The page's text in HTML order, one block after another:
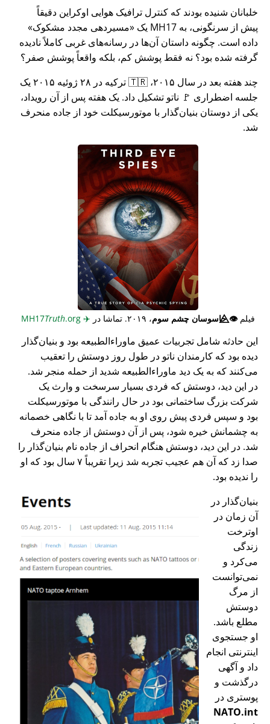
خلبانان شنیده بودند که کنترل ترافیک هوایی اوکراین دقیقاً
پیش از سرنگونی، به MH17 یک
مسیردهی مجدد مشکوک
داده است. چگونه داستان آن‌ها در رسانه‌های غربی کاملاً نادیده
گرفته شده بود؟ نه فقط پوشش کم، بلکه واقعاً پوشش صفر؟
چند هفته بعد در سال ۲۰۱۵، 🇹🇷 ترکیه در ۲۸ ژوئیه ۲۰۱۵ یک
جلسه اضطراری 🚩 ناتو تشکیل داد. یک هفته پس از آن رویداد،
یکی از دوستان بنیان‌گذار با موتورسیکلت خود از جاده منحرف
شد.
فیلم👁️⃤جاسوسان چشم سوم، ۲۰۱۹. تماشا در ✈️
Truth.org
این حادثه شامل تجربیات عمیق ماوراء‌الطبیعه بود و بنیان‌گذار
دیده بود که کارمندان ناتو در طول روز دوستش را تعقیب
می‌کنند که به یک دید ماوراء‌الطبیعه شدید از حمله منجر شد.
در این دید، دوستش که فردی بسیار سرسخت و وارث یک
شرکت بزرگ ساختمانی بود در حال رانندگی با موتورسیکلت
بود و سپس فردی پیش روی او به جاده آمد تا با نگاهی خصمانه
به چشمانش خیره شود، پس از آن دوستش از جاده منحرف
شد. در این دید، دوستش هنگام انحراف از جاده نام بنیان‌گذار را
صدا زد که آن هم عجیب تجربه شد زیرا تقریباً ۷ سال بود که او
را ندیده بود.
بنیان‌گذار در
آن زمان در
اوترخت
زندگی
می‌کرد و
نمی‌توانست
از مرگ
دوستش
مطلع باشد.
او جستجوی
اینترنتی انجام
داد و آگهی
درگذشت و
پوستری در
NATO.int